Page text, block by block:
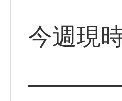
今週現